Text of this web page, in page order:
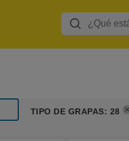
TIPO DE GRAPAS: 28